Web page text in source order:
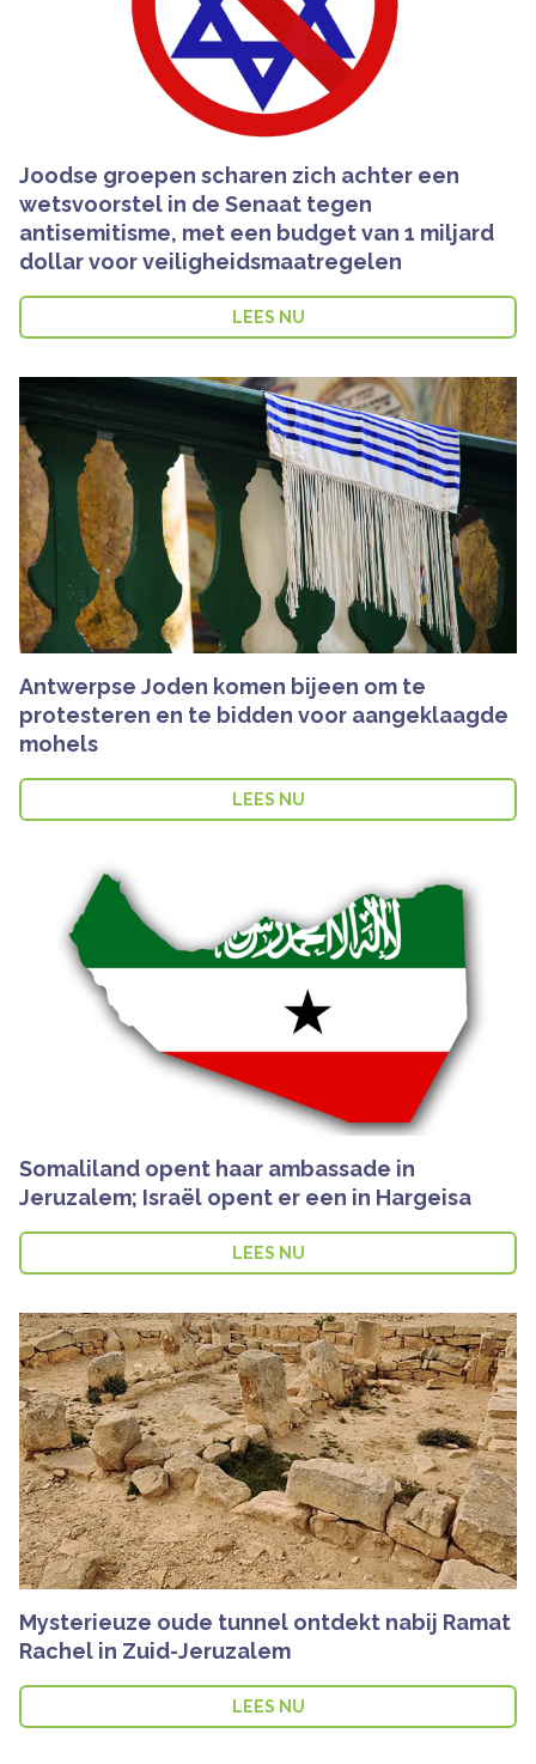
Joodse groepen scharen zich achter een
wetsvoorstel in de Senaat tegen
antisemitisme, met een budget van 1 miljard
dollar voor veiligheidsmaatregelen
LEES NU
Antwerpse Joden komen bijeen om te
protesteren en te bidden voor aangeklaagde
mohels
LEES NU
Somaliland opent haar ambassade in
Jeruzalem; Israël opent er een in Hargeisa
LEES NU
Mysterieuze oude tunnel ontdekt nabij Ramat
Rachel in Zuid-Jeruzalem
LEES NU